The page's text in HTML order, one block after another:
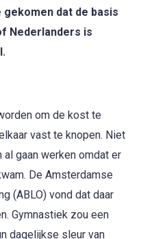
dat de basis
Nederlanders is
om de kost te
vast te knopen. Niet
gaan werken omdat er
De Amsterdamse
(ABLO) vond dat daar
Gymnastiek zou een
dagelijkse sleur van